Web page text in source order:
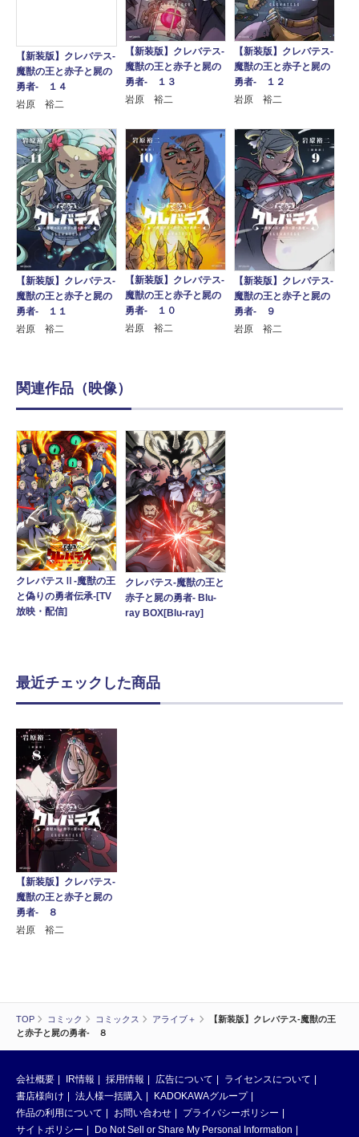
TOP コミック コミックス アライブ＋
【新装版】クレバテス-魔獣の王
と赤子と屍の勇者- ８
【新装版】クレバテス-
魔獣の王と赤子と屍の
勇者- １４
岩原 裕二
【新装版】クレバテス-
魔獣の王と赤子と屍の
勇者- １３
岩原 裕二
【新装版】クレバテス-
魔獣の王と赤子と屍の
勇者- １２
岩原 裕二
【新装版】クレバテス-
魔獣の王と赤子と屍の
勇者- １１
岩原 裕二
【新装版】クレバテス-
魔獣の王と赤子と屍の
勇者- １０
岩原 裕二
【新装版】クレバテス-
魔獣の王と赤子と屍の
勇者- ９
岩原 裕二
関連作品（映像）
クレバテスⅡ-魔獣の王
と偽りの勇者伝承-[TV
放映・配信]
クレバテス-魔獣の王と
赤子と屍の勇者- Blu-
ray BOX[Blu-ray]
最近チェックした商品
【新装版】クレバテス-
魔獣の王と赤子と屍の
勇者- ８
岩原 裕二
会社概要 IR情報 採用情報 広告について
ライセンスについて
書店様向け
法人様一括購入
KADOKAWAグループ
作品の利用について
お問い合わせ
プライバシーポリシー
サイトポリシー
Do Not Sell or Share My Personal Information